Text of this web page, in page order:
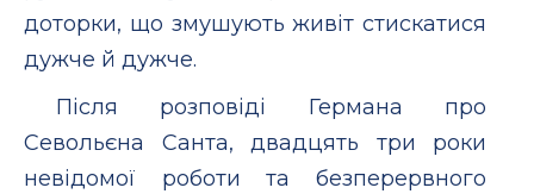
доторки, що змушують живіт стискатися
дужче й дужче.
Після розповіді Германа про
Севольєна Санта, двадцять три роки
невідомої роботи та безперервного